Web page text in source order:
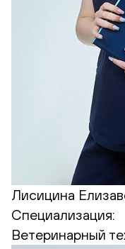
Лисицина
Специализация:
Ветеринарный